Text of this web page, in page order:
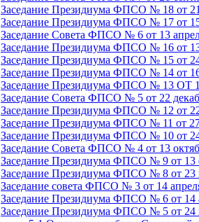
Заседание Президиума ФПСО № 18 от 21
Заседание Президиума ФПСО № 17 от
Заседание Совета ФПСО № 6 от 13
Заседание Президиума ФПСО № 16 от 13
Заседание Президиума ФПСО № 15 от 24
Заседание Президиума ФПСО № 14 от 16
Заседание Президиума ФПСО № 13 ОТ
Заседание Совета ФПСО № 5 от 22
Заседание Президиума ФПСО № 12 от 22
Заседание Президиума ФПСО № 11 от 27
Заседание Президиума ФПСО № 10 от 24
Заседание Совета ФПСО № 4 от 13
Заседание Президиума ФПСО № 9 от 13
Заседание Президиума ФПСО № 8 от 23
Заседание совета ФПСО № 3 от 14
Заседание Президиума ФПСО № 6 от 14
Заседание Президиума ФПСО № 5 от 24